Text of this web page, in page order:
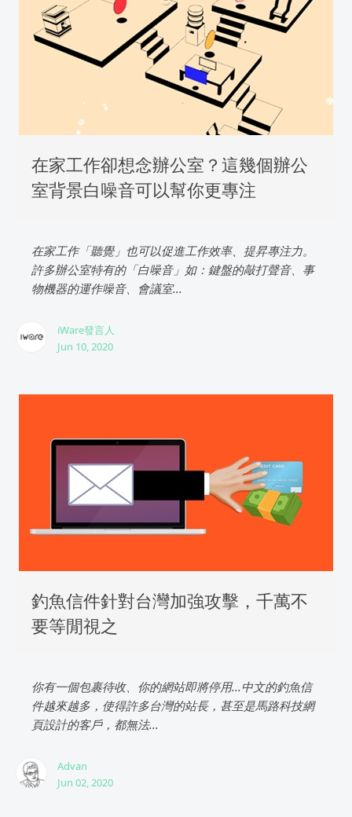
在家工作卻想念辦公室？這幾個辦公
室背景白噪音可以幫你更專注
在家工作「聽覺」也可以促進工作效率、提昇專注力。
許多辦公室特有的「白噪音」如：鍵盤的敲打聲音、事
物機器的運作噪音、會議室...
iWare發言人
Jun 10, 2020
釣魚信件針對台灣加強攻擊，千萬不
要等閒視之
你有一個包裹待收、你的網站即將停用...中文的釣魚信
件越來越多，使得許多台灣的站長，甚至是馬路科技網
頁設計的客戶，都無法...
Advan
Jun 02, 2020